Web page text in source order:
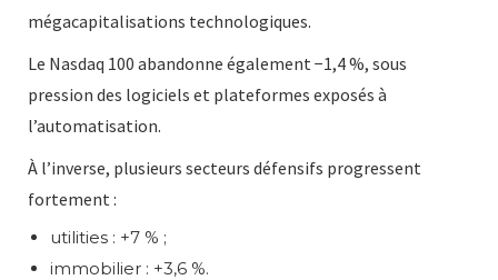
mégacapitalisations technologiques.
Le Nasdaq 100 abandonne également −1,4 %, sous
pression des logiciels et plateformes exposés à
l’automatisation.
À l’inverse, plusieurs secteurs défensifs progressent
fortement :
utilities : +7 % ;
immobilier : +3,6 %.